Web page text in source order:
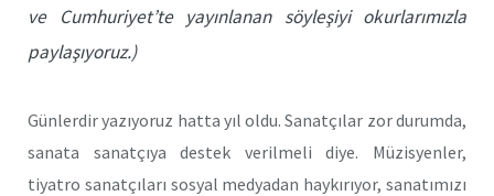
ve Cumhuriyet’te yayınlanan söyleşiyi okurlarımızla
paylaşıyoruz.)
Günlerdir yazıyoruz hatta yıl oldu. Sanatçılar zor durumda,
sanata sanatçıya destek verilmeli diye. Müzisyenler,
tiyatro sanatçıları sosyal medyadan haykırıyor, sanatımızı